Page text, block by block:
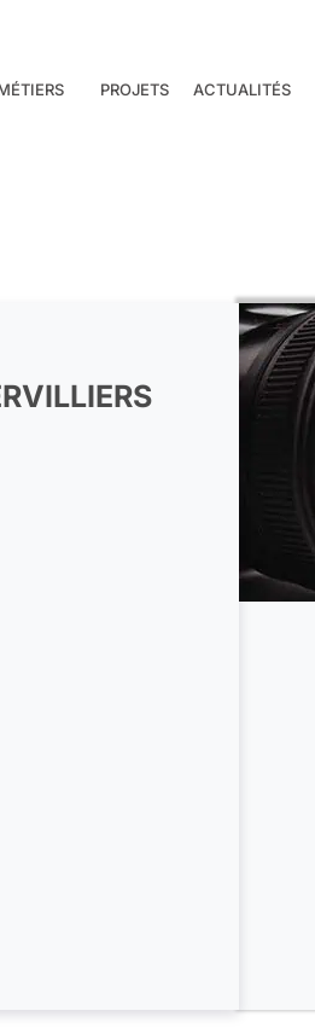
PROJETS ACTUALITÉS